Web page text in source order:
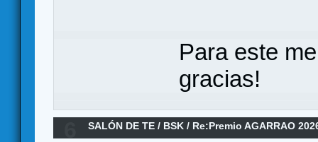
Para este
gracias!
SALÓN DE TE / BSK / Re:Premio AGARRAO